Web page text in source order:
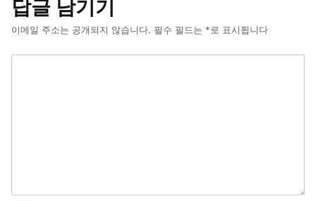
답글 남기기
이메일 주소는 공개되지 않습니다. 필수 필드는 *로 표시됩니다